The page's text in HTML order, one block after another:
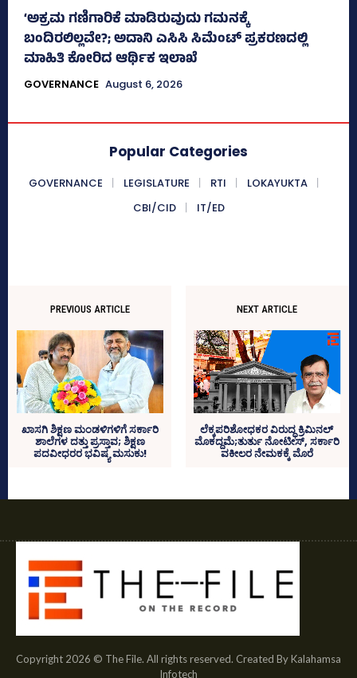
‘ಅಕ್ರಮ ಗಣಿಗಾರಿಕೆ ಮಾಡಿರುವುದು ಗಮನಕ್ಕೆ
ಬಂದಿರಲಿಲ್ಲವೇ?; ಅದಾನಿ ಎಸಿಸಿ ಸಿಮೆಂಟ್ ಪ್ರಕರಣದಲ್ಲಿ
ಮಾಹಿತಿ ಕೋರಿದ ಆರ್ಥಿಕ ಇಲಾಖೆ
GOVERNANCE August 6, 2026
Popular Categories
GOVERNANCE LEGISLATURE RTI
LOKAYUKTA
CBI/CID
IT/ED
PREVIOUS ARTICLE
ಖಾಸಗಿ ಶಿಕ್ಷಣ ಮಂಡಳಿಗಳಿಗೆ ಸರ್ಕಾರಿ
ಶಾಲೆಗಳ ದತ್ತು ಪ್ರಸ್ತಾವ; ಶಿಕ್ಷಣ
ಪದವೀಧರರ ಭವಿಷ್ಯ ಮಸುಕು!
NEXT ARTICLE
ಲೆಕ್ಕಪರಿಶೋಧಕರ ವಿರುದ್ಧ ಕ್ರಿಮಿನಲ್
ಮೊಕದ್ದಮೆ;ತುರ್ತು ನೋಟೀಸ್‌, ಸರ್ಕಾರಿ
ವಕೀಲರ ನೇಮಕಕ್ಕೆ ಮೊರೆ
Copyright 2026 © The File. All rights reserved. Created By Kalahamsa
Infotech